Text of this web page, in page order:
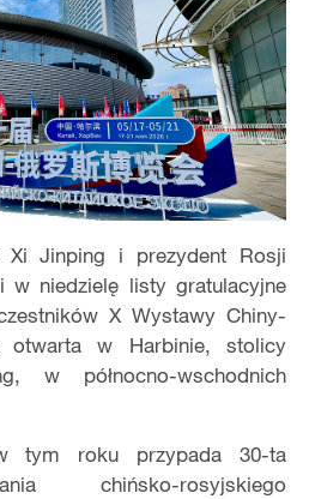
Xi Jinping i prezydent Rosji
w niedzielę listy gratulacyjne
X Wystawy Chiny-
otwarta w Harbinie, stolicy
w północno-wschodnich
tym roku przypada 30-ta
chińsko-rosyjskiego